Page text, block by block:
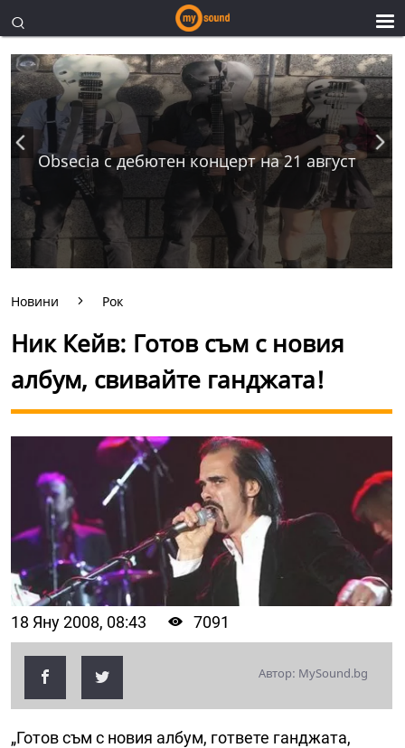
Obsecia с дебютен концерт на 21 август
Новини Рок
Ник Кейв: Готов съм с новия
албум, свивайте ганджата!
18 Яну 2008, 08:43 7091
Автор: MySound.bg
„Готов съм с новия албум, гответе ганджата,